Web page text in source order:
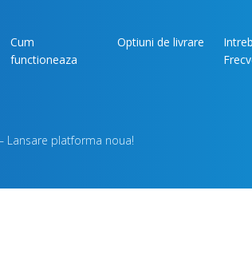
Cum
functioneaza
Optiuni de livrare
– Lansare platforma noua!